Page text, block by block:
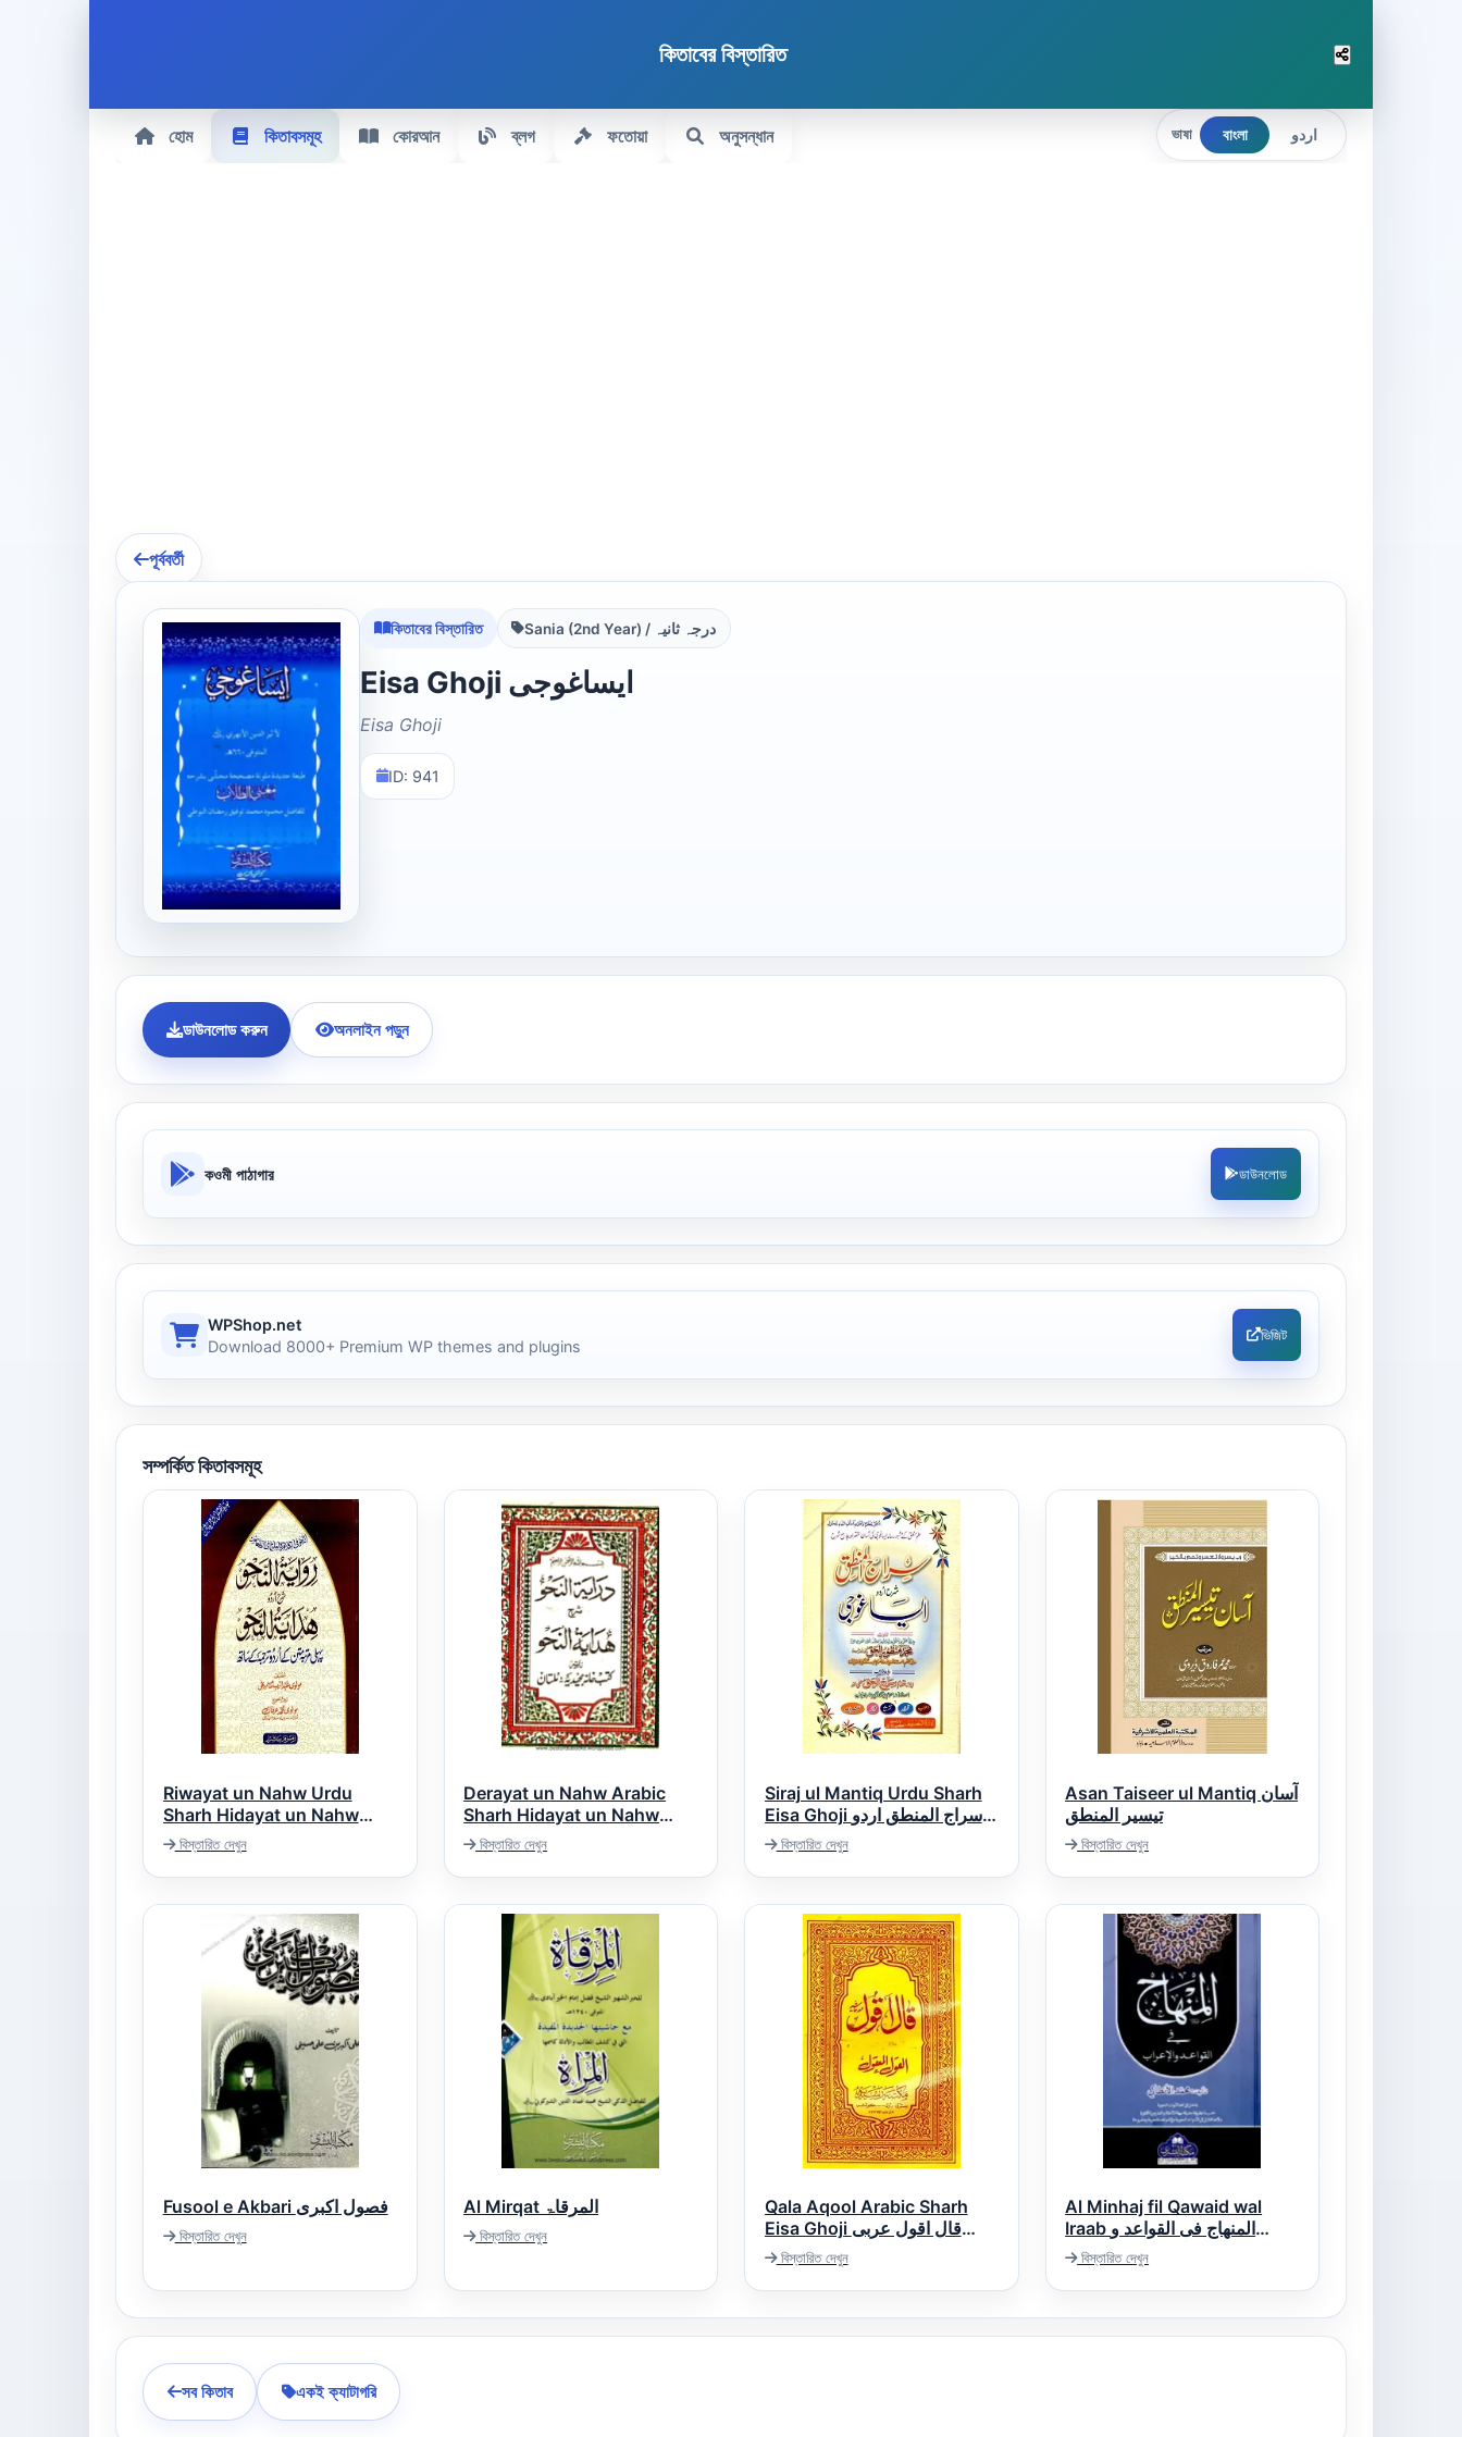
কিতাবের বিস্তারিত
হোম কিতাবসমূহ কোরআন ব্লগ ফতোয়া অনুসন্ধান ভাষা বাংলা اردو
পূর্ববর্তী
কিতাবের বিস্তারিত Sania (2nd Year) / درجہ ثانیہ
Eisa Ghoji ایساغوجی
Eisa Ghoji
ID: 941
ডাউনলোড করুন অনলাইন পড়ুন
কওমী পাঠাগার ডাউনলোড
WPShop.net
Download 8000+ Premium WP themes and plugins
ভিজিট
সম্পর্কিত কিতাবসমূহ
Riwayat un Nahw Urdu
Sharh Hidayat un Nahw
روایۃ النحو اردو شرح ھدایۃ النحو
বিস্তারিত দেখুন
Derayat un Nahw Arabic
Sharh Hidayat un Nahw
درایۃ النحو عربی شرح ھدایۃ
النحو
বিস্তারিত দেখুন
Siraj ul Mantiq Urdu Sharh
Eisa Ghoji سراج المنطق اردو
شرح ایساغوجی
বিস্তারিত দেখুন
Asan Taiseer ul Mantiq آسان
تیسیر المنطق
বিস্তারিত দেখুন
Fusool e Akbari فصول اکبری
বিস্তারিত দেখুন
Al Mirqat المرقاۃ
বিস্তারিত দেখুন
Qala Aqool Arabic Sharh
Eisa Ghoji قال اقول عربی
شرح ایساغوجی
বিস্তারিত দেখুন
Al Minhaj fil Qawaid wal
Iraab المنھاج فی القواعد و
الاعراب
বিস্তারিত দেখুন
সব কিতাব একই ক্যাটাগরি